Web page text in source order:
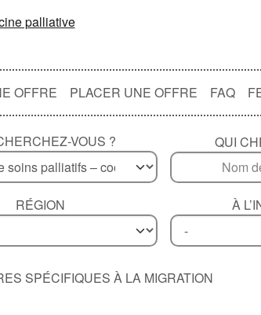
OFFRE PLACER UNE OFFRE FAQ
VOUS ? QUI
RÉGION À
SPÉCIFIQUES À LA MIGRATION